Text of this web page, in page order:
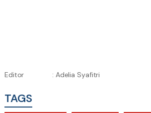
Editor : Adelia Syafitri
TAGS